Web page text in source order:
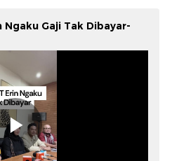
Ngaku Gaji Tak Dibayar-